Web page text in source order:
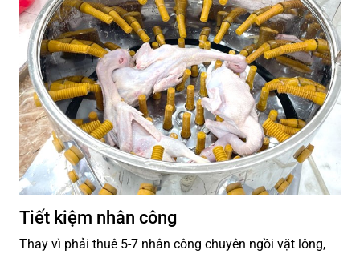
Tiết kiệm nhân công
Thay vì phải thuê 5-7 nhân công chuyên ngồi vặt lông,